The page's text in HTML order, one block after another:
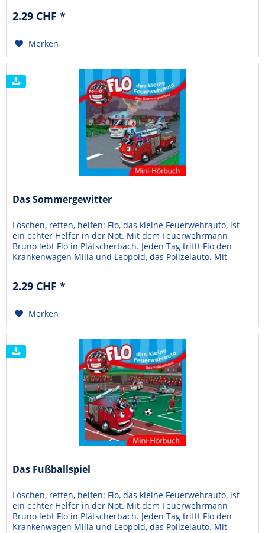
und zu guter Letzt ist er auch noch...
2.29 CHF *
Merken
Das Sommergewitter
Löschen, retten, helfen: Flo, das kleine Feuerwehrauto, ist
ein echter Helfer in der Not. Mit dem Feuerwehrmann
Bruno lebt Flo in Plätscherbach. Jeden Tag trifft Flo den
Krankenwagen Milla und Leopold, das Polizeiauto. Mit
ein heftiges Unwetter stecken ......
2.29 CHF *
Merken
Das Fußballspiel
Löschen, retten, helfen: Flo, das kleine Feuerwehrauto, ist
ein echter Helfer in der Not. Mit dem Feuerwehrmann
Bruno lebt Flo in Plätscherbach. Jeden Tag trifft Flo den
Krankenwagen Milla und Leopold, das Polizeiauto. Mit